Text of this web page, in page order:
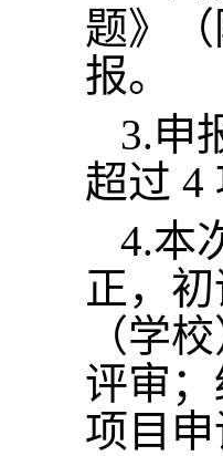
题》
报。
3.申
超过 4
4.本
正，
（学
评审
项目